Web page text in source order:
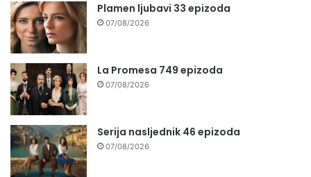
Plamen ljubavi 33 epizoda
07/08/2026
La Promesa 749 epizoda
07/08/2026
Serija nasljednik 46 epizoda
07/08/2026